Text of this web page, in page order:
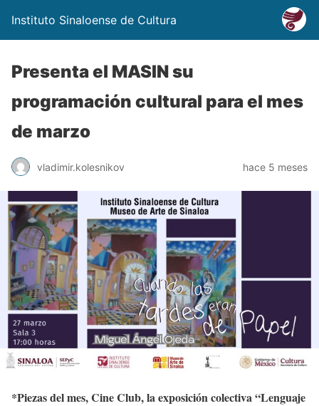
Instituto Sinaloense de Cultura
Presenta el MASIN su
programación cultural para el mes
de marzo
vladimir.kolesnikov hace 5 meses
*Piezas del mes, Cine Club, la exposición colectiva “Lenguaje